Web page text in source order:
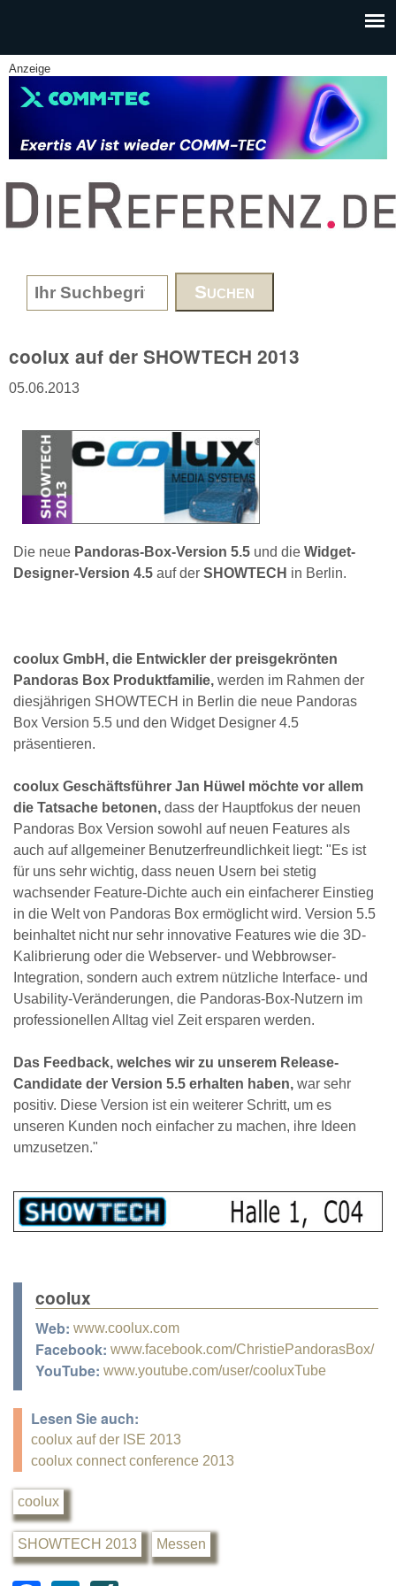
Anzeige
www.DieReferenz.de
Search form
coolux auf der SHOWTECH 2013
05.06.2013
Die neue Pandoras-Box-Version 5.5 und die Widget-
Designer-Version 4.5 auf der SHOWTECH in Berlin.
coolux GmbH, die Entwickler der preisgekrönten
Pandoras Box Produktfamilie, werden im Rahmen der
diesjährigen SHOWTECH in Berlin die neue Pandoras
Box Version 5.5 und den Widget Designer 4.5
präsentieren.
coolux Geschäftsführer Jan Hüwel möchte vor allem
die Tatsache betonen, dass der Hauptfokus der neuen
Pandoras Box Version sowohl auf neuen Features als
auch auf allgemeiner Benutzerfreundlichkeit liegt: "Es ist
für uns sehr wichtig, dass neuen Usern bei stetig
wachsender Feature-Dichte auch ein einfacherer Einstieg
in die Welt von Pandoras Box ermöglicht wird. Version 5.5
beinhaltet nicht nur sehr innovative Features wie die 3D-
Kalibrierung oder die Webserver- und Webbrowser-
Integration, sondern auch extrem nützliche Interface- und
Usability-Veränderungen, die Pandoras-Box-Nutzern im
professionellen Alltag viel Zeit ersparen werden.
Das Feedback, welches wir zu unserem Release-
Candidate der Version 5.5 erhalten haben, war sehr
positiv. Diese Version ist ein weiterer Schritt, um es
unseren Kunden noch einfacher zu machen, ihre Ideen
umzusetzen."
coolux
Web: www.coolux.com
Facebook: www.facebook.com/ChristiePandorasBox/
YouTube: www.youtube.com/user/cooluxTube
Lesen Sie auch:
coolux auf der ISE 2013
coolux connect conference 2013
coolux
SHOWTECH 2013 Messen